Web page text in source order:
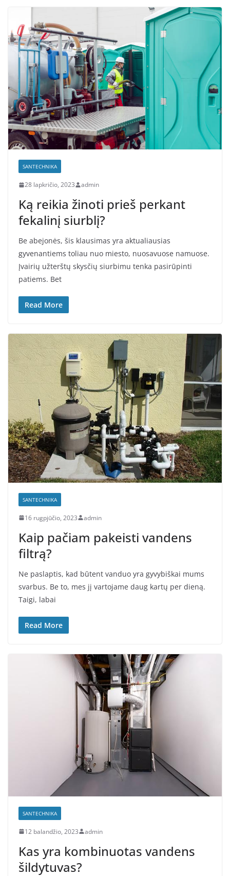
SANTECHNIKA
28 lapkričio, 2023 admin
Ką reikia žinoti prieš perkant
fekalinį siurblį?
Be abejonės, šis klausimas yra aktualiausias
gyvenantiems toliau nuo miesto, nuosavuose namuose.
Įvairių užterštų skysčių siurbimu tenka pasirūpinti
patiems. Bet
Read More
SANTECHNIKA
16 rugpjūčio, 2023 admin
Kaip pačiam pakeisti vandens
filtrą?
Ne paslaptis, kad būtent vanduo yra gyvybiškai mums
svarbus. Be to, mes jį vartojame daug kartų per dieną.
Taigi, labai
Read More
SANTECHNIKA
12 balandžio, 2023 admin
Kas yra kombinuotas vandens
šildytuvas?